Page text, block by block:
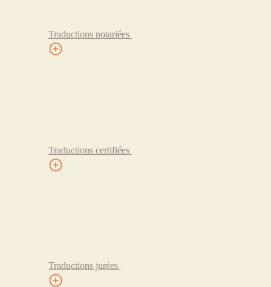
Traductions notariées
Traductions certifiées
Traductions jurées